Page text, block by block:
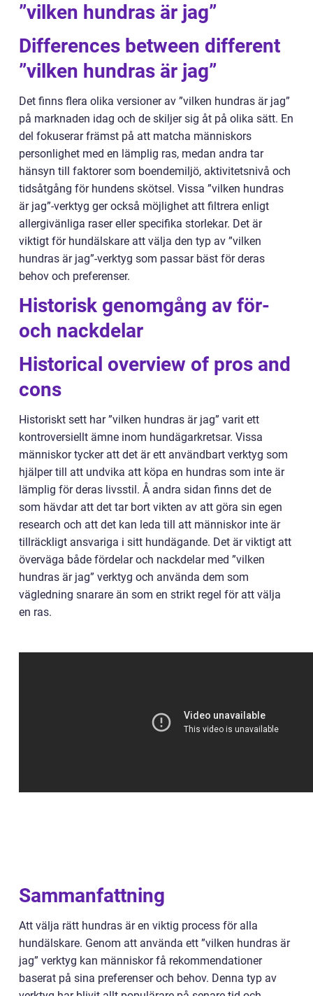
”vilken hundras är jag”
Differences between different
”vilken hundras är jag”
Det finns flera olika versioner av ”vilken hundras är jag”
på marknaden idag och de skiljer sig åt på olika sätt. En
del fokuserar främst på att matcha människors
personlighet med en lämplig ras, medan andra tar
hänsyn till faktorer som boendemiljö, aktivitetsnivå och
tidsåtgång för hundens skötsel. Vissa ”vilken hundras
är jag”-verktyg ger också möjlighet att filtrera enligt
allergivänliga raser eller specifika storlekar. Det är
viktigt för hundälskare att välja den typ av ”vilken
hundras är jag”-verktyg som passar bäst för deras
behov och preferenser.
Historisk genomgång av för-
och nackdelar
Historical overview of pros and
cons
Historiskt sett har ”vilken hundras är jag” varit ett
kontroversiellt ämne inom hundägarkretsar. Vissa
människor tycker att det är ett användbart verktyg som
hjälper till att undvika att köpa en hundras som inte är
lämplig för deras livsstil. Å andra sidan finns det de
som hävdar att det tar bort vikten av att göra sin egen
research och att det kan leda till att människor inte är
tillräckligt ansvariga i sitt hundägande. Det är viktigt att
överväga både fördelar och nackdelar med ”vilken
hundras är jag” verktyg och använda dem som
vägledning snarare än som en strikt regel för att välja
en ras.
Sammanfattning
Att välja rätt hundras är en viktig process för alla
hundälskare. Genom att använda ett ”vilken hundras är
jag” verktyg kan människor få rekommendationer
baserat på sina preferenser och behov. Denna typ av